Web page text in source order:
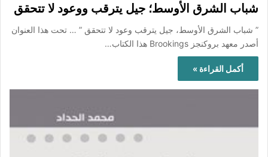
شباب الشرق الأوسط؛ جيل يترقب ووعود لا تتحقق
” شباب الشرق الأوسط، جيل يترقب وعود لا تتحقق ” … تحت هذا العنوان
أصدر معهد بروكنجز Brookings هذا الكتاب…
أكمل القراءة »